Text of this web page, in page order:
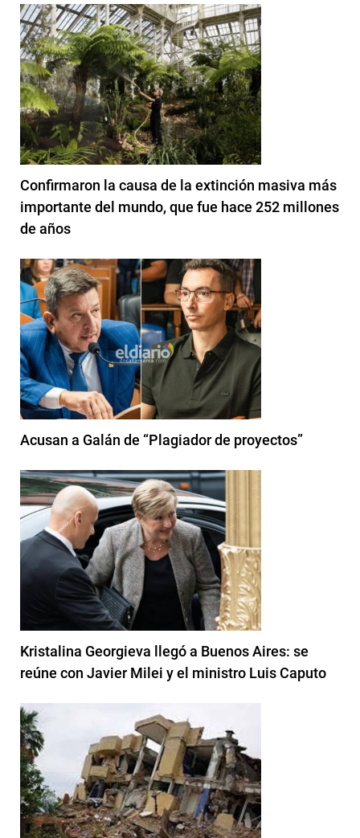
Confirmaron la causa de la extinción masiva más
importante del mundo, que fue hace 252 millones
de años
Acusan a Galán de “Plagiador de proyectos”
Kristalina Georgieva llegó a Buenos Aires: se
reúne con Javier Milei y el ministro Luis Caputo